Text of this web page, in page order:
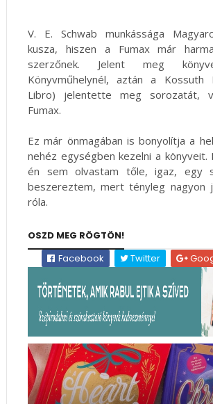
V. E. Schwab munkássága
kusza, hiszen a Fumax már
szerzőnek. Jelent meg
Könyvműhelynél, aztán a Kossuth
Libro) jelentette meg sorozatát,
Fumax.
Ez már önmagában is bonyolítja a
nehéz egységben kezelni a könyveit.
én sem olvastam tőle, igaz, egy
beszereztem, mert tényleg nagyon
róla.
OSZD MEG RÖGTÖN!
Facebook
Twitter